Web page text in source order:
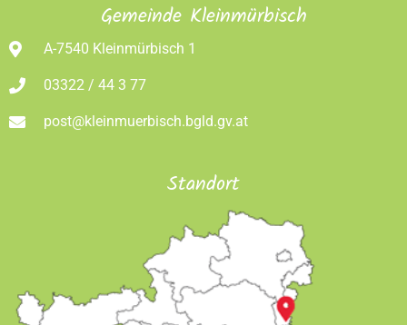
Gemeinde Kleinmürbisch
A-7540 Kleinmürbisch 1
03322 / 44 3 77
post@kleinmuerbisch.bgld.gv.at
Standort